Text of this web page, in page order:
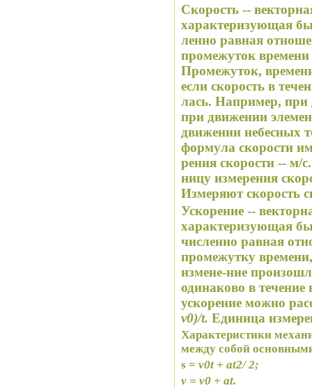
Скорость --
характеризующая
ленно равная
промежуток
Промежуток,
если скорость в
лась. Например,
при движении
движении небесных
формула скорости
рения скорости -- м/
ницу измерения
Измеряют скорость
Ускорение --
характеризующая
численно равная
промежутку
измене-ние
одинаково в течение
ускорение можно
v0)/t. Единица
Характеристики
между собой
s = v0t + at2/ 2;
v = v0 + at.